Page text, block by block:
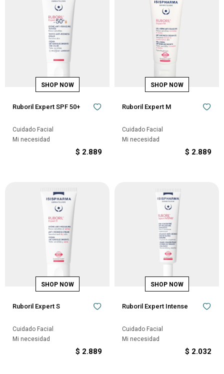
Ruboril Expert SPF 50+
Cuidado Facial
Mi necesidad
$ 2.889
Ruboril Expert M
Cuidado Facial
Mi necesidad
$ 2.889
Ruboril Expert S
Cuidado Facial
Mi necesidad
$ 2.889
Ruboril Expert Intense
Cuidado Facial
Mi necesidad
$ 2.032